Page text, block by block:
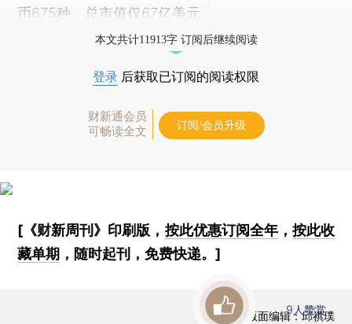
币675种，总市值仅67亿美元。
本文共计11913字 订阅后继续阅读
登录 后获取已订阅的阅读权限
财新通会员
可畅读全文
订阅/会员升级
[《财新周刊》印刷版， 按此优惠订阅全年， 按此收
藏单期 ，随时起刊，免费快递。]
版面编辑：邱祺璞
9人赞赏